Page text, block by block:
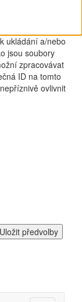
ukládání a/nebo
jsou soubory
zpracovávat
ID na tomto
ovlivnit
Uložit předvolby